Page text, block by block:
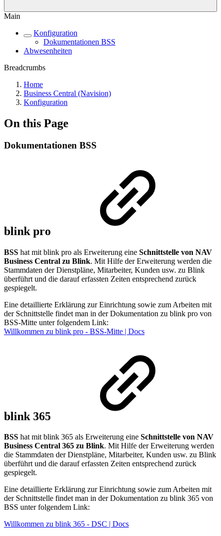
Main
Konfiguration
Dokumentationen BSS
Abwesenheiten
Breadcrumbs
Home
Business Central (Navision)
Konfiguration
On this Page
Dokumentationen BSS
blink pro
BSS hat mit blink pro als Erweiterung eine Schnittstelle von NAV
Business Central zu Blink. Mit Hilfe der Erweiterung werden die
Stammdaten der Dienstpläne, Mitarbeiter, Kunden usw. zu Blink
überführt und die darauf erfassten Zeiten entsprechend zurück
gespiegelt.
Eine detaillierte Erklärung zur Einrichtung sowie zum Arbeiten mit
der Schnittstelle findet man in der Dokumentation zu blink pro von
BSS-Mitte unter folgendem Link:
Willkommen zu blink pro - BSS-Mitte | Docs
blink 365
BSS hat mit blink 365 als Erweiterung eine Schnittstelle von NAV
Business Central 365 zu Blink. Mit Hilfe der Erweiterung werden
die Stammdaten der Dienstpläne, Mitarbeiter, Kunden usw. zu Blink
überführt und die darauf erfassten Zeiten entsprechend zurück
gespiegelt.
Eine detaillierte Erklärung zur Einrichtung sowie zum Arbeiten mit
der Schnittstelle findet man in der Dokumentation zu blink 365 von
BSS unter folgendem Link:
Willkommen zu blink 365 - DSC | Docs